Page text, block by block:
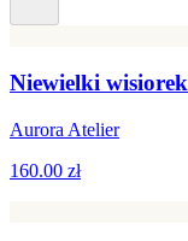
Niewielki
Aurora Atelier
160.00 zł